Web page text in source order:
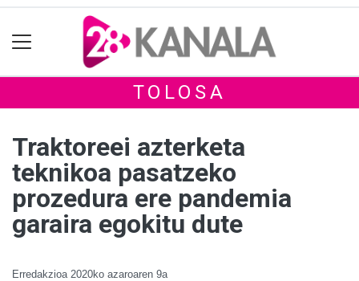
TOLOSA
Traktoreei azterketa
teknikoa pasatzeko
prozedura ere pandemia
garaira egokitu dute
Erredakzioa 2020ko azaroaren 9a